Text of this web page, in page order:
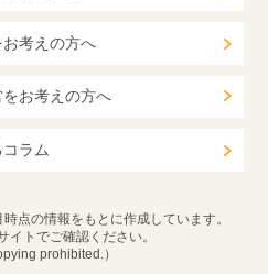
考えの方へ
お考えの方へ
ラム
点の情報をもとに作成しています。
イトでご確認ください。
prohibited.）